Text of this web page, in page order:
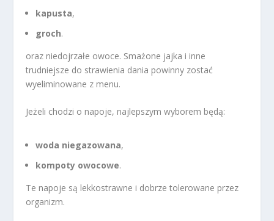
kapusta,
groch.
oraz niedojrzałe owoce. Smażone jajka i inne
trudniejsze do strawienia dania powinny zostać
wyeliminowane z menu.
Jeżeli chodzi o napoje, najlepszym wyborem będą:
woda niegazowana,
kompoty owocowe.
Te napoje są lekkostrawne i dobrze tolerowane przez
organizm.